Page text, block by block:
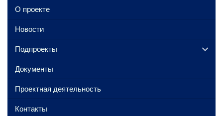
О проекте
Новости
Подпроекты
Документы
Проектная деятельность
Контакты